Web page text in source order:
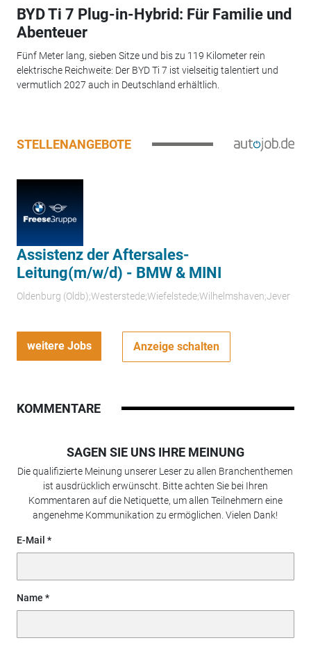
BYD Ti 7 Plug-in-Hybrid: Für Familie und
Abenteuer
Fünf Meter lang, sieben Sitze und bis zu 119 Kilometer rein
elektrische Reichweite: Der BYD Ti 7 ist vielseitig talentiert und
vermutlich 2027 auch in Deutschland erhältlich.
STELLENANGEBOTE
Assistenz der Aftersales-
Leitung(m/w/d) - BMW & MINI
Oldenburg (Oldb);Westerstede;Wiefelstede;Wilhelmshaven;Jever
weitere Jobs Anzeige schalten
KOMMENTARE
SAGEN SIE UNS IHRE MEINUNG
Die qualifizierte Meinung unserer Leser zu allen Branchenthemen
ist ausdrücklich erwünscht. Bitte achten Sie bei Ihren
Kommentaren auf die Netiquette, um allen Teilnehmern eine
angenehme Kommunikation zu ermöglichen. Vielen Dank!
E-Mail
Name